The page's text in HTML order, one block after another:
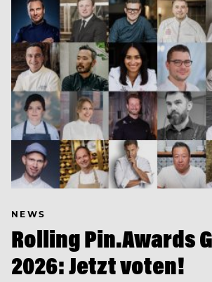
NEWS
Rolling Pin.Awards
2026: Jetzt voten!